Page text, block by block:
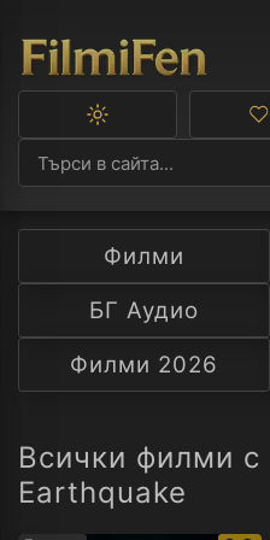
Превключване
тъмна
тема
Филми
БГ Аудио
Филми 2026
Всички филми с
Earthquake